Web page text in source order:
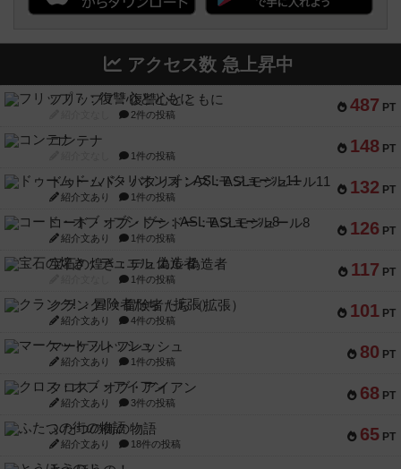
アクセス数 急上昇中
487 PT
フリップ７：復讐心とともに
2件の投稿
148 PT
コンテナ
1件の投稿
132 PT
ドゥームド・バタリオンズ：ASLモジュール11
紹介文あり 1件の投稿
126 PT
コード・オブ・ブシドー：ASLモジュール8
紹介文あり 1件の投稿
117 PT
宝石の煌き：デュエル 偽造者
1件の投稿
101 PT
クランク! ：冒険者たち（拡張）
紹介文あり 4件の投稿
80 PT
マーケットフレッシュ
紹介文あり 1件の投稿
68 PT
クロス・オブ・アイアン
紹介文あり 3件の投稿
65 PT
ふたつの街の物語
紹介文あり 18件の投稿